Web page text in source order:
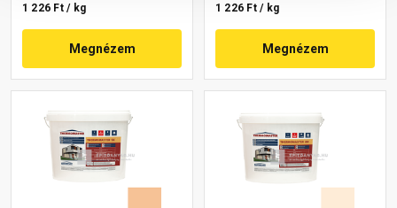
1 226 Ft / kg
Megnézem
1 226 Ft / kg
Megnézem